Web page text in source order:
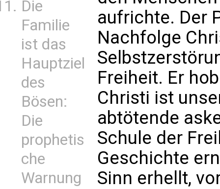
Die
Familie
ist das
Hauptziel
des
Bösen:
Die
prophetis
che
Warnung
aufrichte. Der
Nachfolge
Freiheit. Er
Christi ist
abtötende
Schule der
Geschichte
Sinn erhellt,